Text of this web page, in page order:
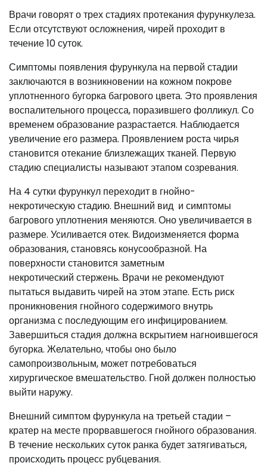
Врачи говорят о трех стадиях протекания фурункулеза.
Если отсутствуют осложнения, чирей проходит в
течение 10 суток.
Симптомы появления фурункула на первой стадии
заключаются в возникновении на кожном покрове
уплотненного бугорка багрового цвета. Это проявления
воспалительного процесса, поразившего фолликул. Со
временем образование разрастается. Наблюдается
увеличение его размера. Проявлением роста чирья
становится отекание близлежащих тканей. Первую
стадию специалисты называют этапом созревания.
На 4 сутки фурункул переходит в гнойно-
некротическую стадию. Внешний вид и симптомы
багрового уплотнения меняются. Оно увеличивается в
размере. Усиливается отек. Видоизменяется форма
образования, становясь конусообразной. На
поверхности становится заметным
некротический стержень. Врачи не рекомендуют
пытаться выдавить чирей на этом этапе. Есть риск
проникновения гнойного содержимого внутрь
организма с последующим его инфицированием.
Завершиться стадия должна вскрытием нагноившегося
бугорка. Желательно, чтобы оно было
самопроизвольным, может потребоваться
хирургическое вмешательство. Гной должен полностью
выйти наружу.
Внешний симптом фурункула на третьей стадии –
кратер на месте прорвавшегося гнойного образования.
В течение нескольких суток ранка будет затягиваться,
происходить процесс рубцевания.